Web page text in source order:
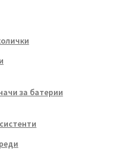
за батерии